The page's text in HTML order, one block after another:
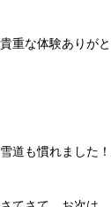
貴重な体験ありが
雪道も慣れました